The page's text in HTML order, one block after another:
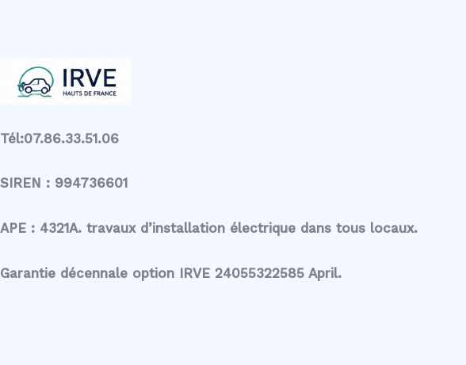
Tél:07.86.33.51.06
SIREN : 994736601
APE : 4321A. travaux d’installation électrique dans tous locaux.
Garantie décennale option IRVE 24055322585 April.